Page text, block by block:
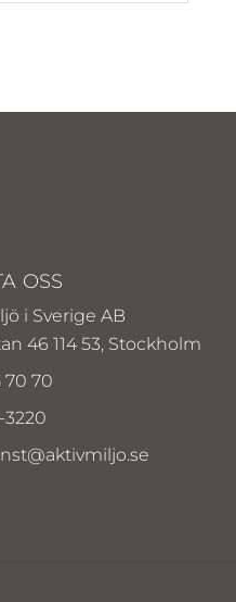
OSS
i Sverige AB
46 114 53, Stockholm
70 70